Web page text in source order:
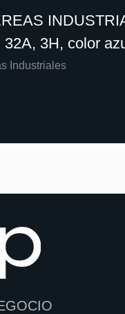
32A, 3H, color
Industriales